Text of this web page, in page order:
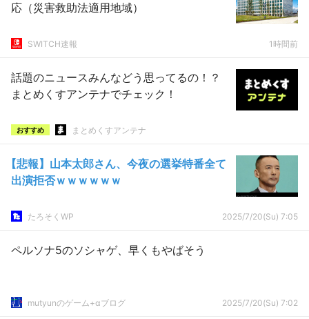
応（災害救助法適用地域）
SWITCH速報 1時間前
話題のニュースみんなどう思ってるの！？
まとめくすアンテナでチェック！
おすすめ まとめくすアンテナ
【悲報】山本太郎さん、今夜の選挙特番全て
出演拒否ｗｗｗｗｗｗ
たろそくWP 2025/7/20(Su) 7:05
ペルソナ5のソシャゲ、早くもやばそう
mutyunのゲーム+αブログ 2025/7/20(Su) 7:02